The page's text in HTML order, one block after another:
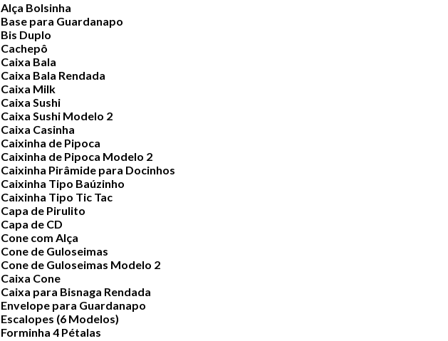
Alça Bolsinha
Base para Guardanapo
Bis Duplo
Cachepô
Caixa Bala
Caixa Bala Rendada
Caixa Milk
Caixa Sushi
Caixa Sushi Modelo 2
Caixa Casinha
Caixinha de Pipoca
Caixinha de Pipoca Modelo 2
Caixinha Pirâmide para Docinhos
Caixinha Tipo Baúzinho
Caixinha Tipo Tic Tac
Capa de Pirulito
Capa de CD
Cone com Alça
Cone de Guloseimas
Cone de Guloseimas Modelo 2
Caixa Cone
Caixa para Bisnaga Rendada
Envelope para Guardanapo
Escalopes (6 Modelos)
Forminha 4 Pétalas